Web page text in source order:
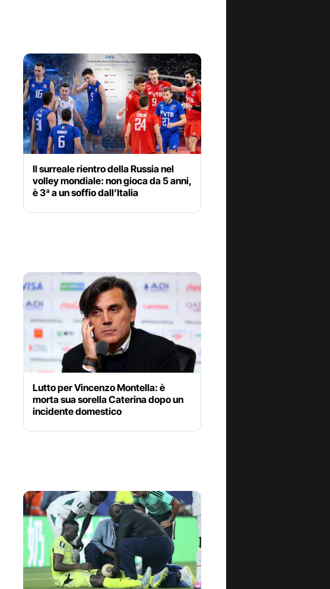
Il surreale rientro della Russia nel
volley mondiale: non gioca da 5 anni,
è 3ª a un soffio dall’Italia
Lutto per Vincenzo Montella: è
morta sua sorella Caterina dopo un
incidente domestico